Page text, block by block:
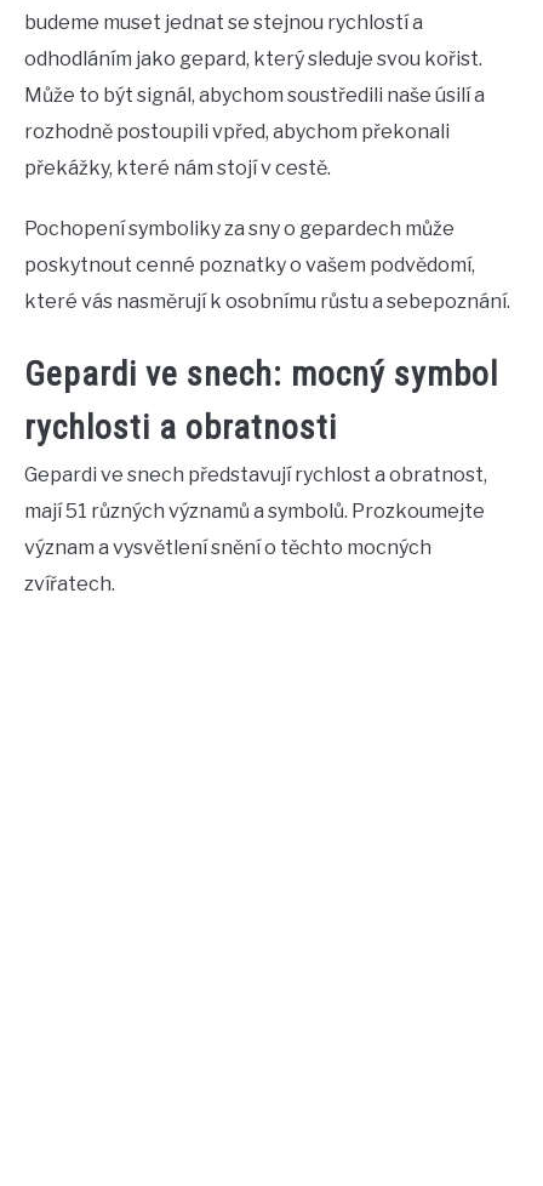
budeme muset jednat se stejnou rychlostí a
odhodláním jako gepard, který sleduje svou kořist.
Může to být signál, abychom soustředili naše úsilí a
rozhodně postoupili vpřed, abychom překonali
překážky, které nám stojí v cestě.
Pochopení symboliky za sny o gepardech může
poskytnout cenné poznatky o vašem podvědomí,
které vás nasměrují k osobnímu růstu a sebepoznání.
Gepardi ve snech: mocný symbol
rychlosti a obratnosti
Gepardi ve snech představují rychlost a obratnost,
mají 51 různých významů a symbolů. Prozkoumejte
význam a vysvětlení snění o těchto mocných
zvířatech.